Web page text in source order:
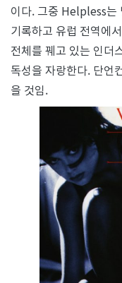
이다. 그중 Helpless는
기록하고 유럽 전역에
전체를 꿰고 있는 인더
독성을 자랑한다. 단언
을 것임.